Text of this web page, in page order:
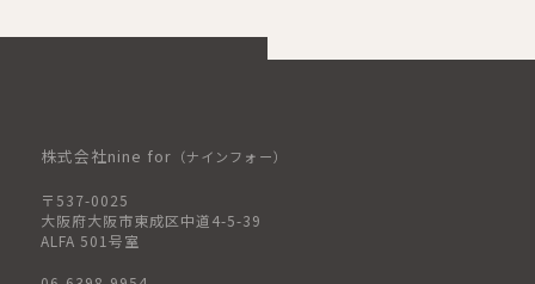
株式会社nine for （ナインフォー）
〒537-0025
大阪府大阪市東成区中道4-5-39
ALFA 501号室